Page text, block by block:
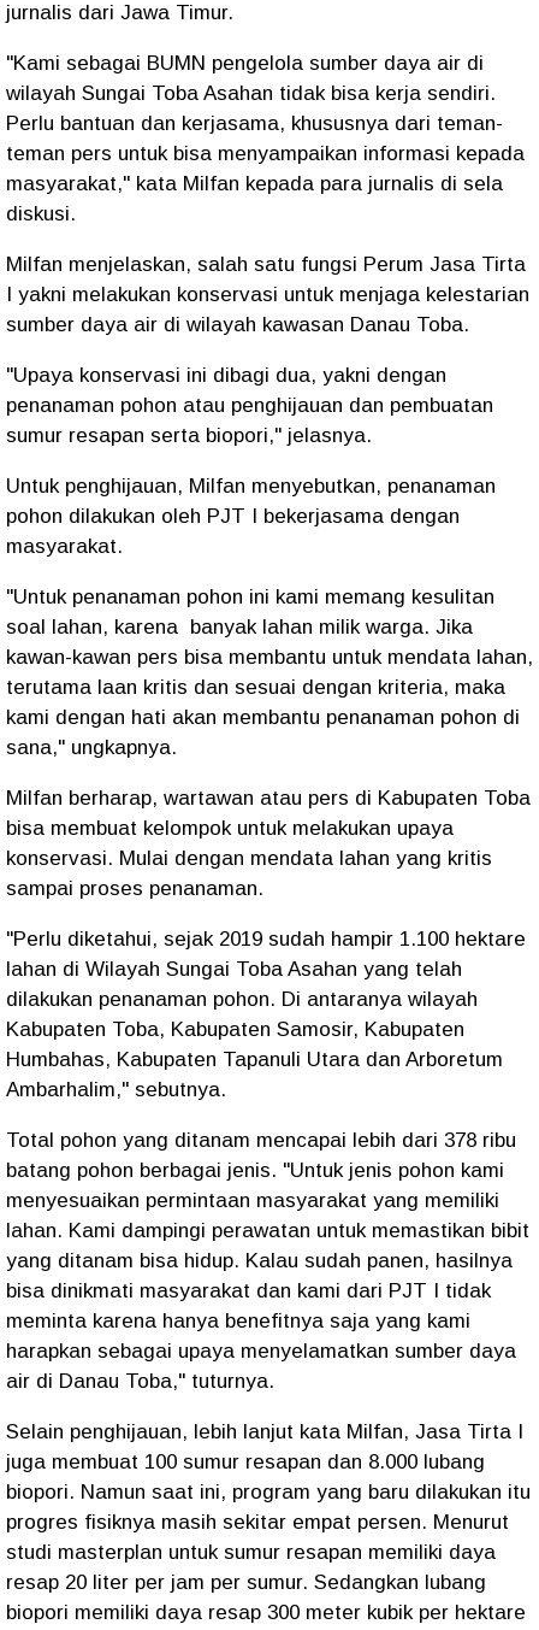
jurnalis dari Jawa Timur.
"Kami sebagai BUMN pengelola sumber daya air di
wilayah Sungai Toba Asahan tidak bisa kerja sendiri.
Perlu bantuan dan kerjasama, khususnya dari teman-
teman pers untuk bisa menyampaikan informasi kepada
masyarakat," kata Milfan kepada para jurnalis di sela
diskusi.
Milfan menjelaskan, salah satu fungsi Perum Jasa Tirta
I yakni melakukan konservasi untuk menjaga kelestarian
sumber daya air di wilayah kawasan Danau Toba.
"Upaya konservasi ini dibagi dua, yakni dengan
penanaman pohon atau penghijauan dan pembuatan
sumur resapan serta biopori," jelasnya.
Untuk penghijauan, Milfan menyebutkan, penanaman
pohon dilakukan oleh PJT I bekerjasama dengan
masyarakat.
"Untuk penanaman pohon ini kami memang kesulitan
soal lahan, karena banyak lahan milik warga. Jika
kawan-kawan pers bisa membantu untuk mendata lahan,
terutama laan kritis dan sesuai dengan kriteria, maka
kami dengan hati akan membantu penanaman pohon di
sana," ungkapnya.
Milfan berharap, wartawan atau pers di Kabupaten Toba
bisa membuat kelompok untuk melakukan upaya
konservasi. Mulai dengan mendata lahan yang kritis
sampai proses penanaman.
"Perlu diketahui, sejak 2019 sudah hampir 1.100 hektare
lahan di Wilayah Sungai Toba Asahan yang telah
dilakukan penanaman pohon. Di antaranya wilayah
Kabupaten Toba, Kabupaten Samosir, Kabupaten
Humbahas, Kabupaten Tapanuli Utara dan Arboretum
Ambarhalim," sebutnya.
Total pohon yang ditanam mencapai lebih dari 378 ribu
batang pohon berbagai jenis. "Untuk jenis pohon kami
menyesuaikan permintaan masyarakat yang memiliki
lahan. Kami dampingi perawatan untuk memastikan bibit
yang ditanam bisa hidup. Kalau sudah panen, hasilnya
bisa dinikmati masyarakat dan kami dari PJT I tidak
meminta karena hanya benefitnya saja yang kami
harapkan sebagai upaya menyelamatkan sumber daya
air di Danau Toba," tuturnya.
Selain penghijauan, lebih lanjut kata Milfan, Jasa Tirta I
juga membuat 100 sumur resapan dan 8.000 lubang
biopori. Namun saat ini, program yang baru dilakukan itu
progres fisiknya masih sekitar empat persen. Menurut
studi masterplan untuk sumur resapan memiliki daya
resap 20 liter per jam per sumur. Sedangkan lubang
biopori memiliki daya resap 300 meter kubik per hektare